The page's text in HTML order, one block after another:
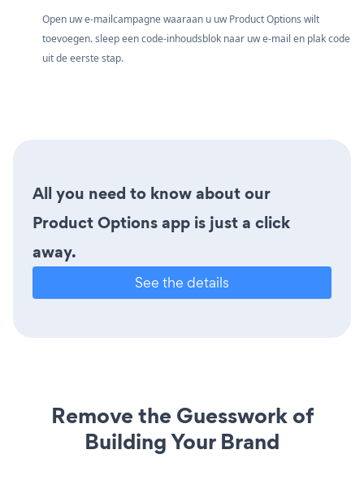
Open uw e-mailcampagne waaraan u uw Product Options wilt
toevoegen. sleep een code-inhoudsblok naar uw e-mail en plak code
uit de eerste stap.
All you need to know about our
Product Options app is just a click
away.
See the details
Remove the Guesswork of
Building Your Brand